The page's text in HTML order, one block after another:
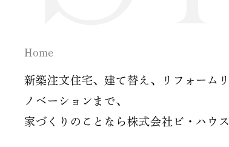
Home
新築注文住宅、建て替え、リフォームリ
ノベーションまで、
家づくりのことなら株式会社ビ・ハウス